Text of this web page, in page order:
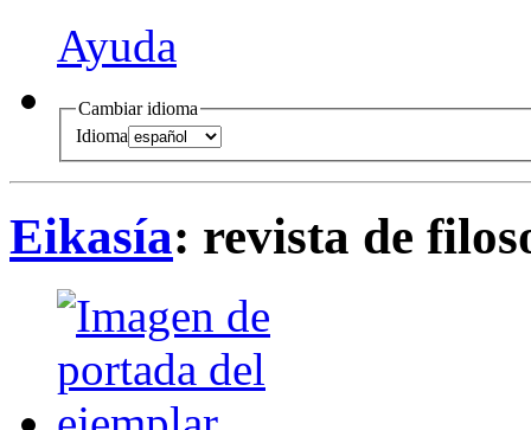
Ayuda
Cambiar idioma
Idioma
Eikasía: revista de